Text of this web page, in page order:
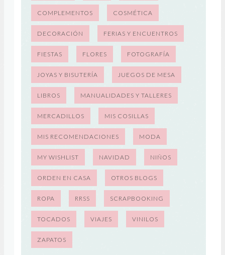
COMPLEMENTOS COSMÉTICA
DECORACIÓN FERIAS Y ENCUENTROS
FIESTAS FLORES FOTOGRAFÍA
JOYAS Y BISUTERÍA JUEGOS DE MESA
LIBROS MANUALIDADES Y TALLERES
MERCADILLOS MIS COSILLAS
MIS RECOMENDACIONES MODA
MY WISHLIST NAVIDAD NIÑOS
ORDEN EN CASA OTROS BLOGS
ROPA RRSS SCRAPBOOKING
TOCADOS VIAJES VINILOS
ZAPATOS